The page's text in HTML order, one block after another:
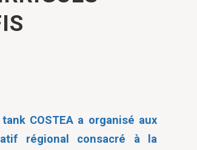
COSTEA a organisé aux
régional consacré à la